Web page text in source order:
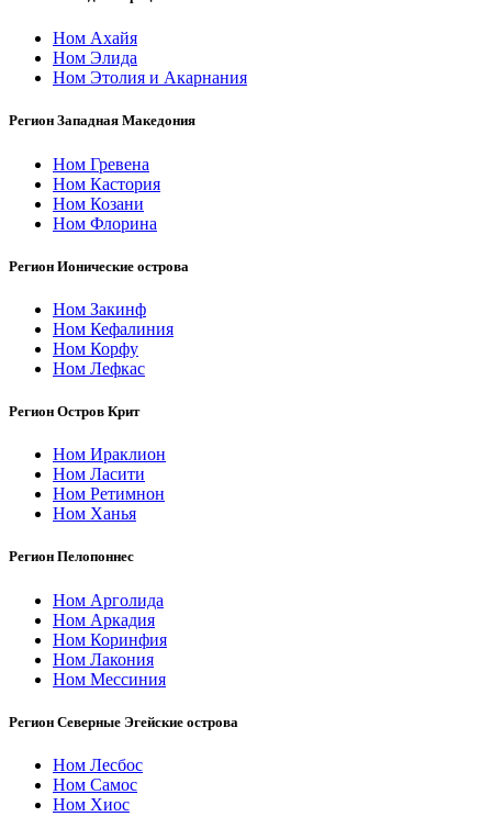
Ном Ахайя
Ном Элида
Ном Этолия и Акарнания
Регион Западная Македония
Ном Гревена
Ном Кастория
Ном Козани
Ном Флорина
Регион Ионические острова
Ном Закинф
Ном Кефалиния
Ном Корфу
Ном Лефкас
Регион Остров Крит
Ном Ираклион
Ном Ласити
Ном Ретимнон
Ном Ханья
Регион Пелопоннес
Ном Арголида
Ном Аркадия
Ном Коринфия
Ном Лакония
Ном Мессиния
Регион Северные Эгейские острова
Ном Лесбос
Ном Самос
Ном Хиос